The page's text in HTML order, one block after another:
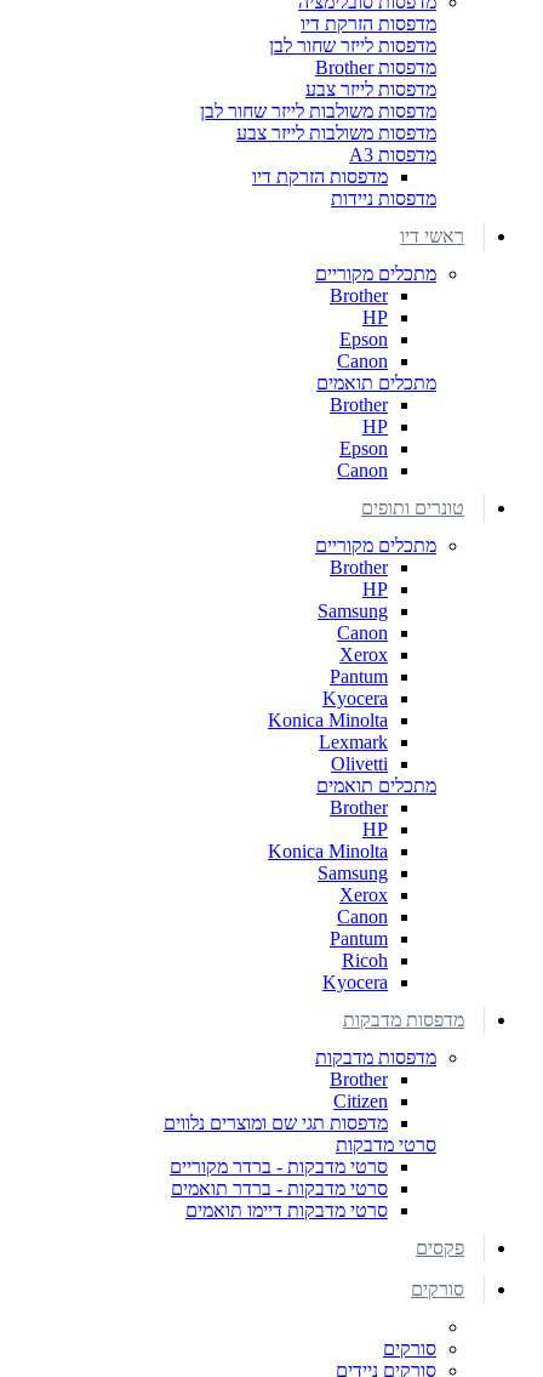
מדפסות הזרקת דיו
מדפסות לייזר שחור לבן
מדפסות Brother
מדפסות לייזר צבע
מדפסות משולבות לייזר שחור לבן
מדפסות משולבות לייזר צבע
מדפסות A3
מדפסות הזרקת דיו
מדפסות ניידות
ראשי דיו
מתכלים מקוריים
Brother
HP
Epson
Canon
מתכלים תואמים
Brother
HP
Epson
Canon
טונרים ותופים
מתכלים מקוריים
Brother
HP
Samsung
Canon
Xerox
Pantum
Kyocera
Konica Minolta
Lexmark
Olivetti
מתכלים תואמים
Brother
HP
Konica Minolta
Samsung
Xerox
Canon
Pantum
Ricoh
Kyocera
מדפסות מדבקות
מדפסות מדבקות
Brother
Citizen
מדפסות תגי שם ומוצרים נלווים
סרטי מדבקות
סרטי מדבקות - ברדר מקוריים
סרטי מדבקות - ברדר תואמים
סרטי מדבקות דיימו תואמים
פקסים
סורקים
סורקים
סורקים ניידים